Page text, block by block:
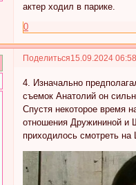
актер ходил в парике.
0
Поделиться15.09.2024
4. Изначально
съемок Анатолий он
Спустя некоторое время
отношения Дружининой и
приходилось смотреть